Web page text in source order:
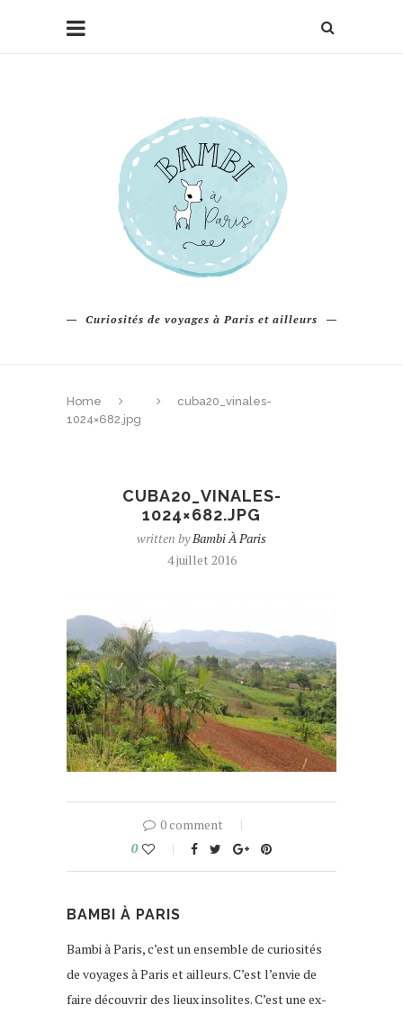
Curiosités de voyages à Paris et ailleurs
Home
cuba20_vinales-
1024×682.jpg
CUBA20_VINALES-
1024×682.JPG
written byBambi À Paris
4 juillet 2016
0 comment
0
BAMBI À PARIS
Bambi à Paris, c’est un ensemble de curiosités
de voyages à Paris et ailleurs. C’est l’envie de
faire découvrir des lieux insolites. C’est une ex-